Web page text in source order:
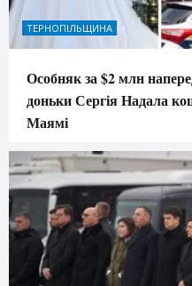
ТЕРНОПІЛЬЩИНА
Особняк за $2 млн
доньки Сергія Надала
Маямі